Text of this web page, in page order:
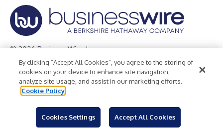
© 2026 Business Wire, Inc.
Privacy Policy Cookie Policy
Accessibility Statement
Terms of Use
Legal
By clicking “Accept All Cookies”, you agree to the storing of
cookies on your device to enhance site navigation,
analyze site usage, and assist in our marketing efforts.
Cookie Policy
Cookies Settings Accept All Cookies